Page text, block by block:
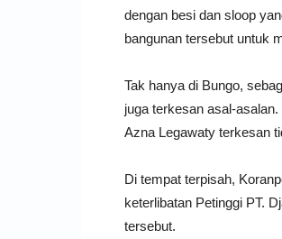
dengan besi dan sloop
bangunan tersebut untuk
Tak hanya di Bungo,
juga terkesan asal-
Azna Legawaty terkesan
Di tempat terpisah,
keterlibatan Petinggi PT.
tersebut.